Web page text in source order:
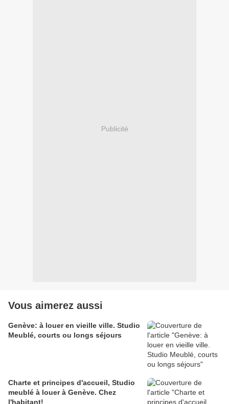
Publicité
Vous aimerez aussi
Genève: à louer en vieille ville. Studio
Meublé, courts ou longs séjours
Charte et principes d'accueil, Studio
meublé à louer à Genève. Chez
l'habitant!